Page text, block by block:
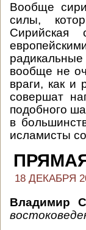
Вообще
силы,
Сирийская
вообще не
враги, как и
совершат
подобного
в
исламисты
18 ДЕКАБРЯ
Владимир